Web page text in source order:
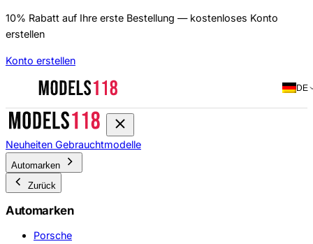
10% Rabatt auf Ihre erste Bestellung — kostenloses Konto
erstellen
Konto erstellen
DE
Neuheiten Gebrauchtmodelle
Automarken
Zurück
Automarken
Porsche